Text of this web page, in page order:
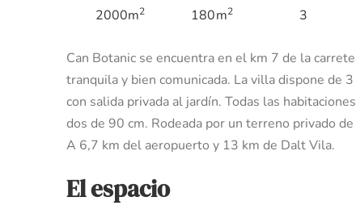
2000m2 180m2 3
Can Botanic se encuentra en el km 7 de la
tranquila y bien comunicada. La villa dispone de
con salida privada al jardín. Todas las
dos de 90 cm. Rodeada por un terreno privado
A 6,7 km del aeropuerto y 13 km de Dalt Vila.
El espacio